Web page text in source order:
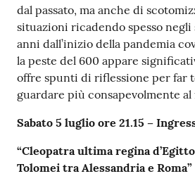
dal passato, ma anche di
situazioni ricadendo spesso negli
anni dall’inizio della pandemia
la peste del 600 appare
offre spunti di riflessione per far
guardare più consapevolmente
Sabato 5 luglio ore 21.15 –
“Cleopatra ultima regina
Tolomei tra Alessandria e Roma”